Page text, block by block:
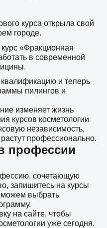
курса открыла свой
городе.
«Фракционная
в современной
и теперь
пилингов и
изменяет жизнь
курсов косметологии
независимость,
профессионально.
профессии
сочетающую
запишитесь на курсы
выбрать
на сайте, чтобы
уже сегодня.